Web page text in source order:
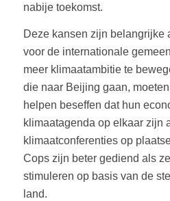
nabije toekomst.
Deze kansen zijn belangrijke
voor de internationale
meer klimaatambitie te
die naar Beijing gaan,
helpen beseffen dat hun
klimaatagenda op elkaar zijn
klimaatconferenties op
Cops zijn beter gediend als
stimuleren op basis van de
land.